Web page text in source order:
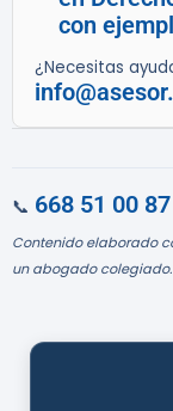
con
¿Necesitas
📞 668 51 00 87
Contenido elaborado
un abogado colegiado.